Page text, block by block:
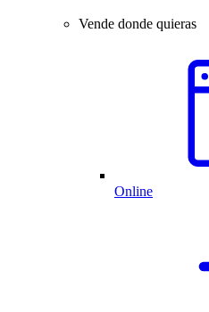
Vende donde quieras
Online